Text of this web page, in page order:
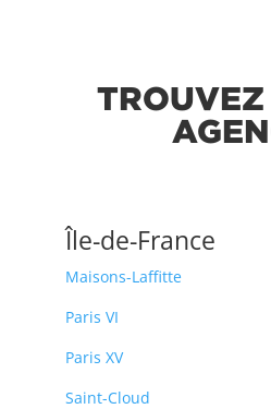
TROUVEZ
Île-de-France
Maisons-Laffitte
Paris VI
Paris XV
Saint-Cloud